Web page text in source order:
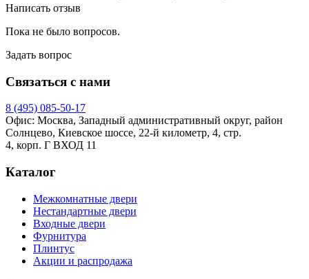
Написать отзыв
Пока не было вопросов.
Задать вопрос
Связаться с нами
8 (495) 085-50-17
Офис: Москва, Западный административный округ, район
Солнцево, Киевское шоссе, 22-й километр, 4, стр.
4, корп. Г ВХОД 11
Каталог
Межкомнатные двери
Нестандартные двери
Входные двери
Фурнитура
Плинтус
Акции и распродажа